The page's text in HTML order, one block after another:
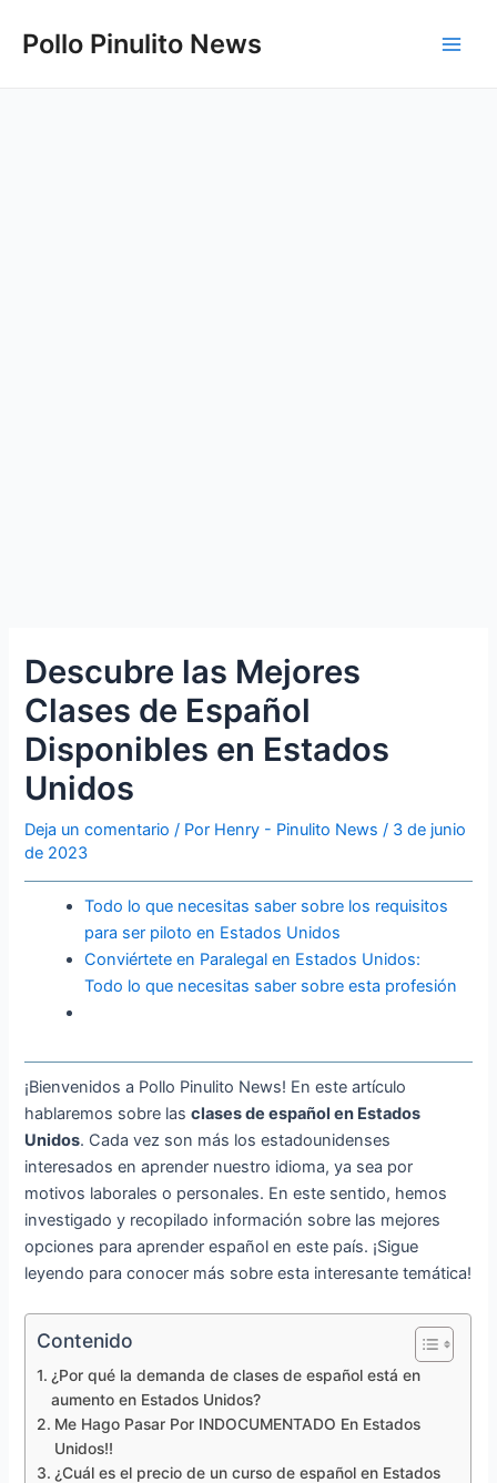
Pollo Pinulito News
Descubre las Mejores
Clases de Español
Disponibles en Estados
Unidos
Deja un comentario / Por Henry - Pinulito News/ 3 de junio
de 2023
Todo lo que necesitas saber sobre los requisitos
para ser piloto en Estados Unidos
Conviértete en Paralegal en Estados Unidos:
Todo lo que necesitas saber sobre esta profesión
¡Bienvenidos a Pollo Pinulito News! En este artículo
hablaremos sobre lasclases de español en Estados
Unidos. Cada vez son más los estadounidenses
interesados en aprender nuestro idioma, ya sea por
motivos laborales o personales. En este sentido, hemos
investigado y recopilado información sobre las mejores
opciones para aprender español en este país. ¡Sigue
leyendo para conocer más sobre esta interesante temática!
Contenido
¿Por qué la demanda de clases de español está en
aumento en Estados Unidos?
Me Hago Pasar Por INDOCUMENTADO En Estados
Unidos!!
¿Cuál es el precio de un curso de español en Estados